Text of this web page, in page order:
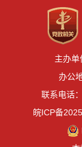
主办
办公
联系电话
皖ICP备